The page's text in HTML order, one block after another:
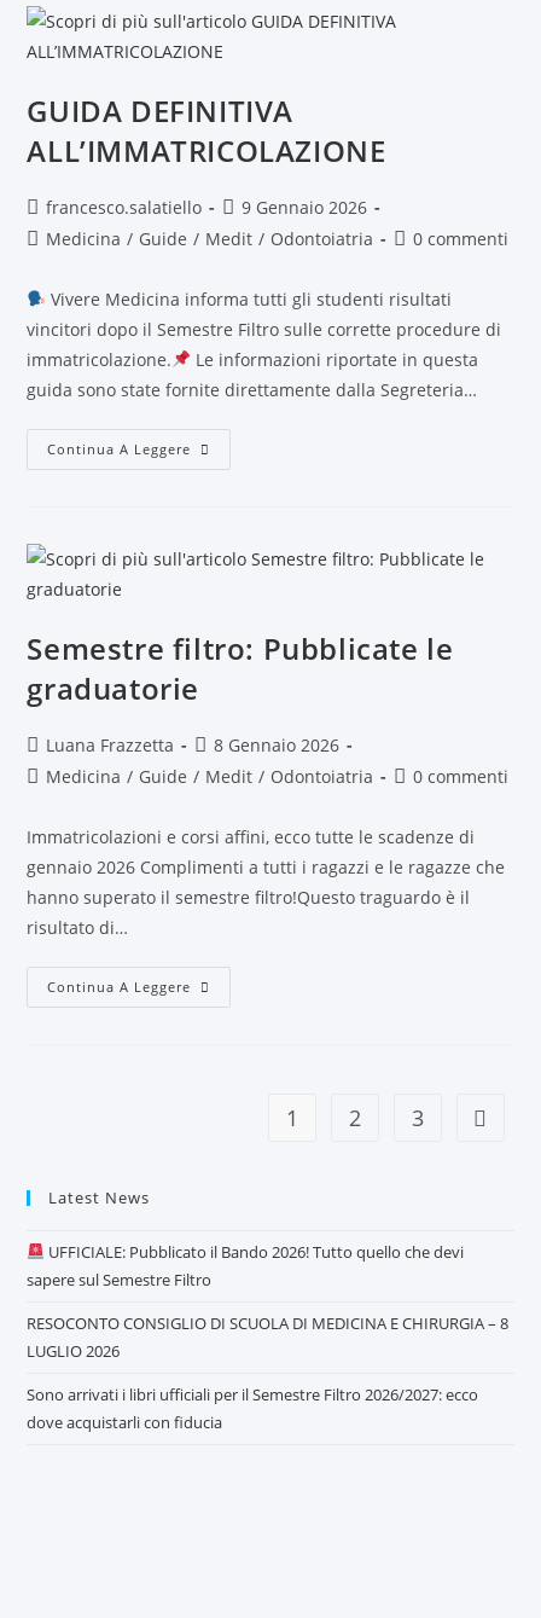
GUIDA DEFINITIVA
ALL’IMMATRICOLAZIONE
francesco.salatiello
9 Gennaio 2026
Medicina / Guide / Medit / Odontoiatria 0 commenti
Vivere Medicina informa tutti gli studenti risultati
vincitori dopo il Semestre Filtro sulle corrette procedure di
immatricolazione.
Le informazioni riportate in questa
guida sono state fornite direttamente dalla Segreteria…
Continua A Leggere
Semestre filtro: Pubblicate le
graduatorie
Luana Frazzetta
8 Gennaio 2026
Medicina / Guide / Medit / Odontoiatria 0 commenti
Immatricolazioni e corsi affini, ecco tutte le scadenze di
gennaio 2026 Complimenti a tutti i ragazzi e le ragazze che
hanno superato il semestre filtro!Questo traguardo è il
risultato di…
Continua A Leggere
1 2 3
Latest News
UFFICIALE: Pubblicato il Bando 2026! Tutto quello che devi
sapere sul Semestre Filtro
RESOCONTO CONSIGLIO DI SCUOLA DI MEDICINA E CHIRURGIA – 8
LUGLIO 2026
Sono arrivati i libri ufficiali per il Semestre Filtro 2026/2027: ecco
dove acquistarli con fiducia